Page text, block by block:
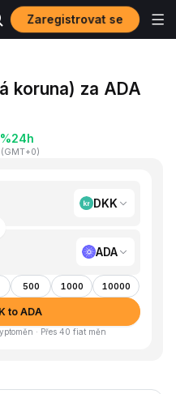
Zaregistrovat se
koruna) za ADA
24h
(GMT+0)
DKK
ADA
500 1000 10000
to ADA
· Přes 40 fiat měn